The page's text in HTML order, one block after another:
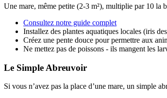
Une mare, même petite (2-3 m²), multiplie par 10 la
Consultez notre guide complet
Installez des plantes aquatiques locales (iris
Créez une pente douce pour permettre aux
Ne mettez pas de poissons - ils mangent les
Le Simple Abreuvoir
Si vous n’avez pas la place d’une mare, un simple